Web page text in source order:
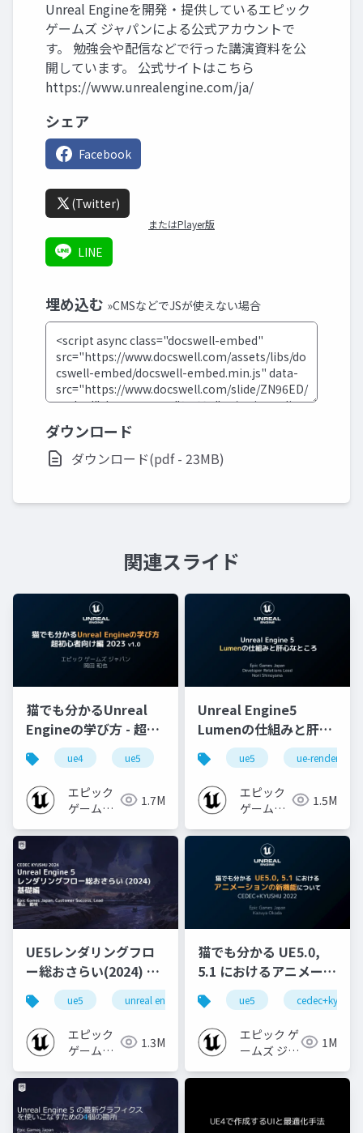
Unreal Engineを開発・提供しているエピック
ゲームズ ジャパンによる公式アカウントで
す。 勉強会や配信などで行った講演資料を公
開しています。 公式サイトはこちら
https://www.unrealengine.com/ja/
シェア
Facebook
(Twitter)
またはPlayer版
LINE
埋め込む »CMSなどでJSが使えない場合
ダウンロード
ダウンロード(pdf - 23MB)
関連スライド
猫でも分かるUnreal
Engineの学び方 - 超初
心者向け編 - 2023 v1.0
ue4 ue5 ue-beginner
エピック
ゲームズ
1.7M
Unreal Engine5
Lumenの仕組みと肝心
なところ
ue5 ue-rendering
エピック
ゲームズ
1.5M
UE5レンダリングフロ
ー総おさらい(2024) 基
礎編！
[CEDEC+KYUSHU
2024]
ue5 unreal engine ue-rendering
エピック
ゲームズ
1.3M
猫でも分かる UE5.0,
5.1 におけるアニメーシ
ョンの新機能について
【CEDEC+KYUSHU
2022】
ue5 cedec+kyushu
エピック ゲ
ームズ ジャ
1M